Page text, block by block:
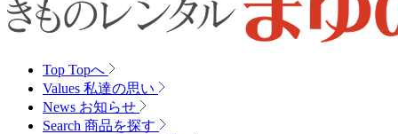
Top Topへ
Values 私達の思い
News お知らせ
Search 商品を探す